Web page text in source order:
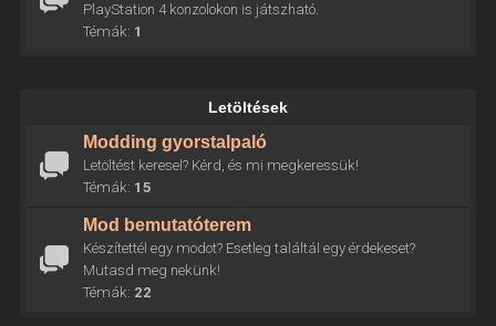
PlayStation 4 konzolokon is játszható.
Témák: 1
Letöltések
Modding gyorstalpaló
Letöltést keresel? Kérd, és mi megkeressük!
Témák: 15
Mod bemutatóterem
Készítettél egy modot? Esetleg találtál egy érdekeset?
Mutasd meg nekünk!
Témák: 22